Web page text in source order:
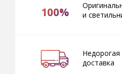
100%
и
доставка